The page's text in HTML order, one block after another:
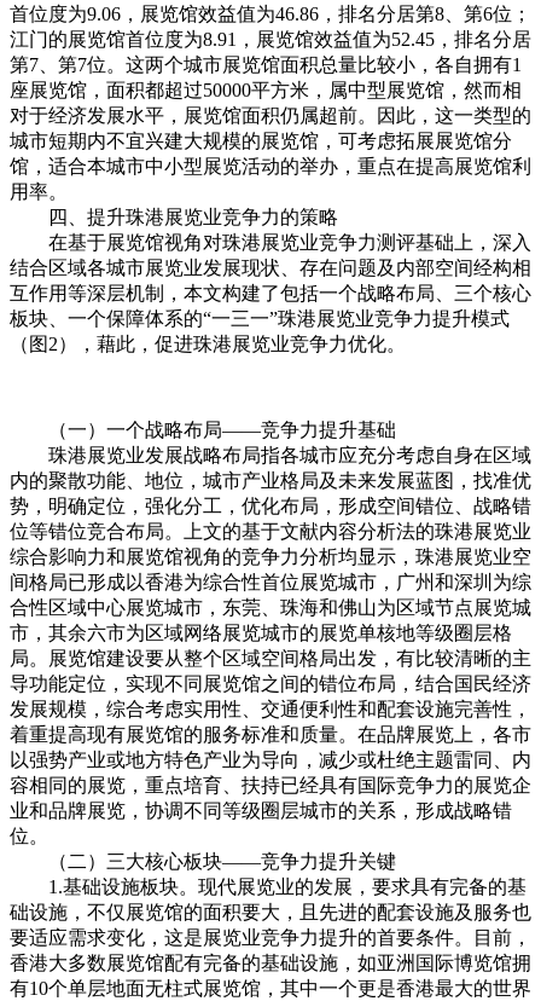
首位度为9.06，展览馆效益值为46.86，排名分居第8、第6位；
江门的展览馆首位度为8.91，展览馆效益值为52.45，排名分居
第7、第7位。这两个城市展览馆面积总量比较小，各自拥有1
座展览馆，面积都超过50000平方米，属中型展览馆，然而相
对于经济发展水平，展览馆面积仍属超前。因此，这一类型的
城市短期内不宜兴建大规模的展览馆，可考虑拓展展览馆分
馆，适合本城市中小型展览活动的举办，重点在提高展览馆利
用率。
四、提升珠港展览业竞争力的策略
在基于展览馆视角对珠港展览业竞争力测评基础上，深入
结合区域各城市展览业发展现状、存在问题及内部空间经构相
互作用等深层机制，本文构建了包括一个战略布局、三个核心
板块、一个保障体系的“一三一”珠港展览业竞争力提升模式
（图2），藉此，促进珠港展览业竞争力优化。
（一）一个战略布局——竞争力提升基础
珠港展览业发展战略布局指各城市应充分考虑自身在区域
内的聚散功能、地位，城市产业格局及未来发展蓝图，找准优
势，明确定位，强化分工，优化布局，形成空间错位、战略错
位等错位竞合布局。上文的基于文献内容分析法的珠港展览业
综合影响力和展览馆视角的竞争力分析均显示，珠港展览业空
间格局已形成以香港为综合性首位展览城市，广州和深圳为综
合性区域中心展览城市，东莞、珠海和佛山为区域节点展览城
市，其余六市为区域网络展览城市的展览单核地等级圈层格
局。展览馆建设要从整个区域空间格局出发，有比较清晰的主
导功能定位，实现不同展览馆之间的错位布局，结合国民经济
发展规模，综合考虑实用性、交通便利性和配套设施完善性，
着重提高现有展览馆的服务标准和质量。在品牌展览上，各市
以强势产业或地方特色产业为导向，减少或杜绝主题雷同、内
容相同的展览，重点培育、扶持已经具有国际竞争力的展览企
业和品牌展览，协调不同等级圈层城市的关系，形成战略错
位。
（二）三大核心板块——竞争力提升关键
1.基础设施板块。现代展览业的发展，要求具有完备的基
础设施，不仅展览馆的面积要大，且先进的配套设施及服务也
要适应需求变化，这是展览业竞争力提升的首要条件。目前，
香港大多数展览馆配有完备的基础设施，如亚洲国际博览馆拥
有10个单层地面无柱式展览馆，其中一个更是香港最大的世界